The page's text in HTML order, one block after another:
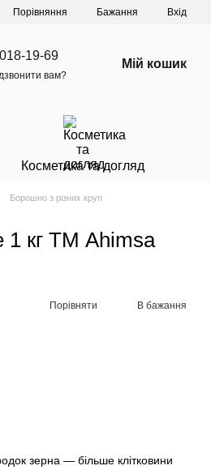
Порівняння Бажання Вхід
19-69
вам?
Мій кошик
Косметика та догляд
Борошно з різних круп
1 кг ТМ Ahimsa
Порівняти В бажання
зерна — більше клітковини